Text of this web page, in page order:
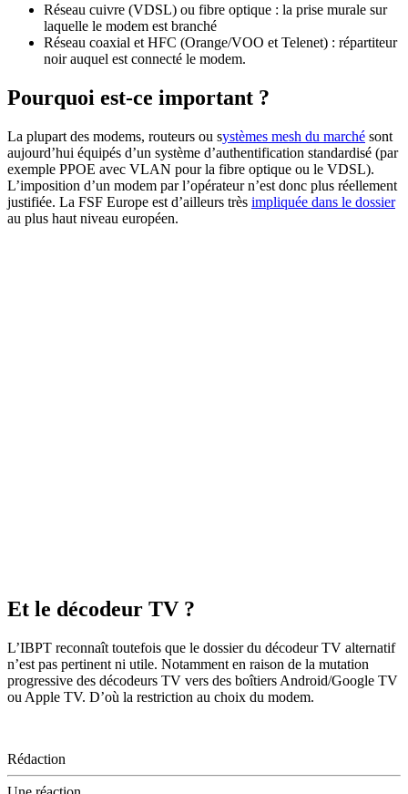
Réseau cuivre (VDSL) ou fibre optique : la prise murale sur
laquelle le modem est branché
Réseau coaxial et HFC (Orange/VOO et Telenet) : répartiteur
noir auquel est connecté le modem.
Pourquoi est-ce important ?
La plupart des modems, routeurs ou systèmes mesh du marché sont
aujourd’hui équipés d’un système d’authentification standardisé (par
exemple PPOE avec VLAN pour la fibre optique ou le VDSL).
L’imposition d’un modem par l’opérateur n’est donc plus réellement
justifiée. La FSF Europe est d’ailleurs très impliquée dans le dossier
au plus haut niveau européen.
Et le décodeur TV ?
L’IBPT reconnaît toutefois que le dossier du décodeur TV alternatif
n’est pas pertinent ni utile. Notamment en raison de la mutation
progressive des décodeurs TV vers des boîtiers Android/Google TV
ou Apple TV. D’où la restriction au choix du modem.
Rédaction